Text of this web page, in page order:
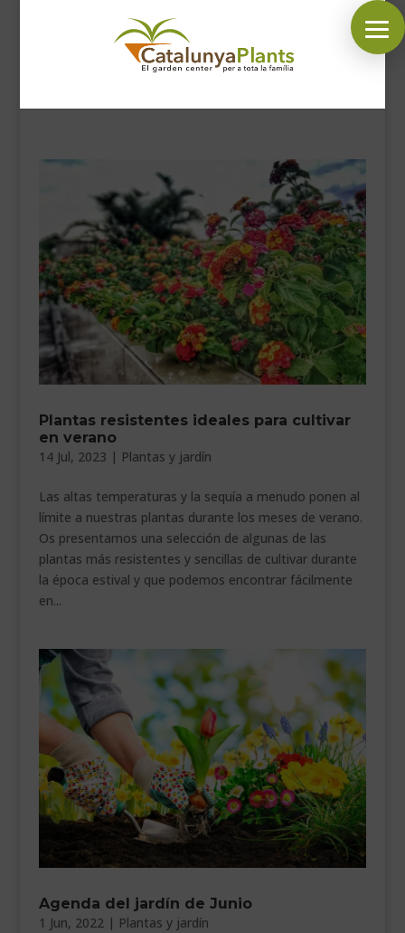
SÍGUENOS EN:
COMPLEMENTOS JARDÍN
MASCOTAS
DECORACIÓN
HORARIO GARDEN
CONTACTAR
___________________________
VEURE EN CATALÀ
Plantas resistentes ideales para cultivar
en verano
14 Jul, 2023 | Plantas y jardín
Las altas temperaturas y la sequía a menudo ponen al
límite a nuestras plantas durante los meses de verano.
Os presentamos una selección de algunas de las
plantas más resistentes y sencillas de cultivar durante
la época estival y que podemos encontrar fácilmente
en...
Agenda del jardín de Junio
1 Jun, 2022| Plantas y jardín